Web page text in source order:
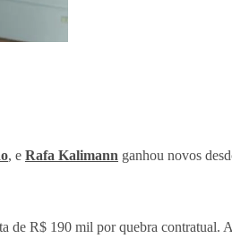
, e Rafa Kalimann ganhou novos
R$ 190 mil por quebra contratual.